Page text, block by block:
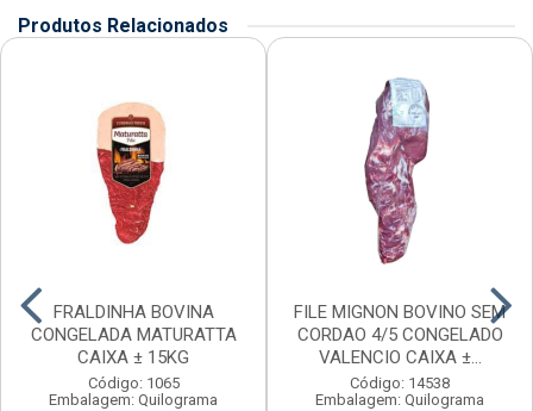
Produtos Relacionados
FRALDINHA BOVINA
CONGELADA MATURATTA
CAIXA ± 15KG
Código: 1065
Embalagem: Quilograma
FILE MIGNON BOVINO SEM
CORDAO 4/5 CONGELADO
VALENCIO CAIXA ±...
Código: 14538
Embalagem: Quilograma